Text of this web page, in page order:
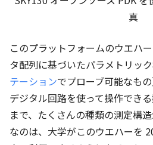
真
このプラットフォームのウエハ
タ配列に基づいたパラメトリッ
テーションでプローブ可能なも
デジタル回路を使って操作でき
まで、たくさんの種類の測定構
なのは、大学がこのウエハーを